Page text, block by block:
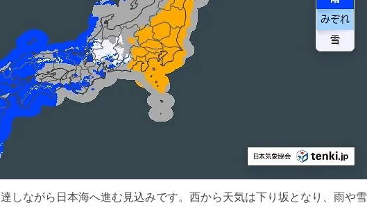
しながら日本海へ進む見込みです。西から天気は下り坂となり、雨や雪